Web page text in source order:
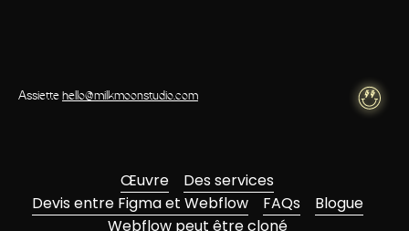
Assiettehello@milkmoonstudio.com
Œuvre
Des services
Devis entre Figma et Webflow
FAQs
Blogue
Webflow peut être cloné